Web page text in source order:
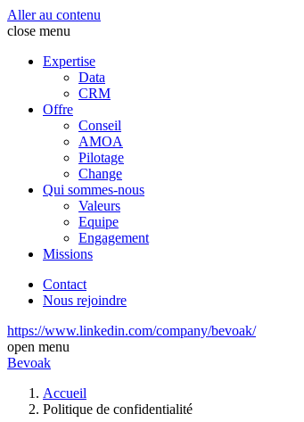
Aller au contenu
close menu
Expertise
Data
CRM
Offre
Conseil
AMOA
Pilotage
Change
Qui sommes-nous
Valeurs
Equipe
Engagement
Missions
Contact
Nous rejoindre
https://www.linkedin.com/company/bevoak/
open menu
Bevoak
Accueil
Politique de confidentialité